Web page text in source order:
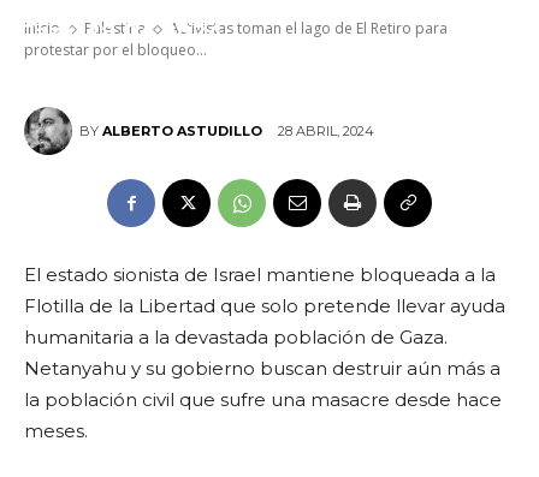
Inicio Palestina
Activistas toman el lago de El Retiro para
protestar por el bloqueo...
Gaza. 28.04.2024
BY ALBERTO ASTUDILLO 28 ABRIL, 2024
El estado sionista de Israel mantiene bloqueada a la
Flotilla de la Libertad que solo pretende llevar ayuda
humanitaria a la devastada población de Gaza.
Netanyahu y su gobierno buscan destruir aún más a
la población civil que sufre una masacre desde hace
meses.